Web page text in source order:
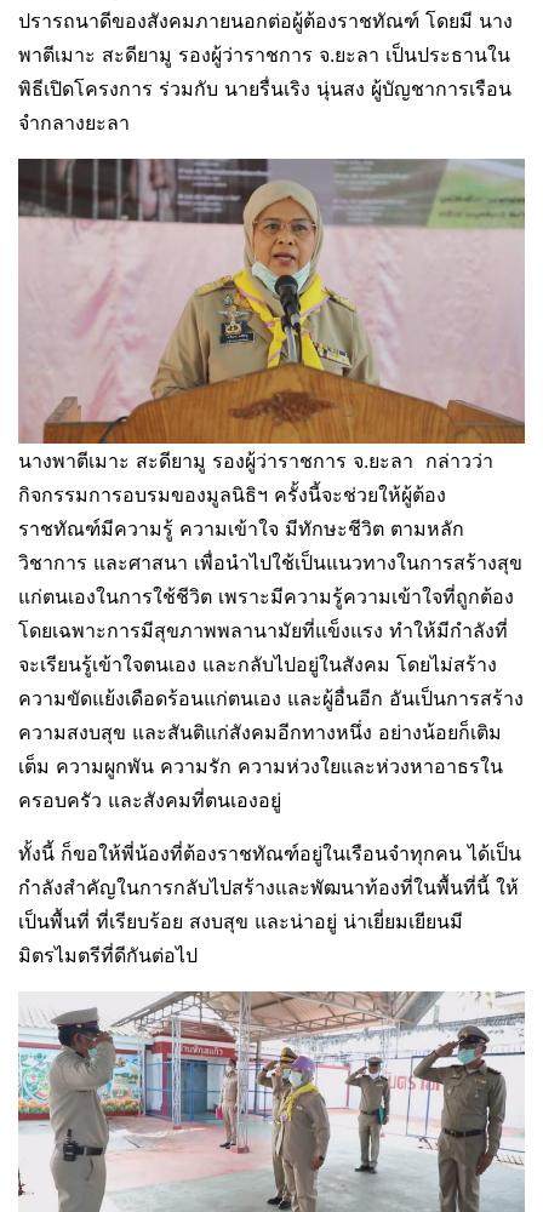
ปรารถนาดีของสังคมภายนอกต่อผู้ต้องราชทัณฑ์ โดยมี นาง
พาตีเมาะ สะดียามู รองผู้ว่าราชการ จ.ยะลา เป็นประธานใน
พิธีเปิดโครงการ ร่วมกับ นายรื่นเริง นุ่นสง ผู้บัญชาการเรือน
จำกลางยะลา
นางพาตีเมาะ สะดียามู รองผู้ว่าราชการ จ.ยะลา กล่าวว่า
กิจกรรมการอบรมของมูลนิธิฯ ครั้งนี้จะช่วยให้ผู้ต้อง
ราชทัณฑ์มีความรู้ ความเข้าใจ มีทักษะชีวิต ตามหลัก
วิชาการ และศาสนา เพื่อนำไปใช้เป็นแนวทางในการสร้างสุข
แก่ตนเองในการใช้ชีวิต เพราะมีความรู้ความเข้าใจที่ถูกต้อง
โดยเฉพาะการมีสุขภาพพลานามัยที่แข็งแรง ทำให้มีกำลังที่
จะเรียนรู้เข้าใจตนเอง และกลับไปอยู่ในสังคม โดยไม่สร้าง
ความขัดแย้งเดือดร้อนแก่ตนเอง และผู้อื่นอีก อันเป็นการสร้าง
ความสงบสุข และสันติแก่สังคมอีกทางหนึ่ง อย่างน้อยก็เติม
เต็ม ความผูกพัน ความรัก ความห่วงใยและห่วงหาอาธรใน
ครอบครัว และสังคมที่ตนเองอยู่
ทั้งนี้ ก็ขอให้พี่น้องที่ต้องราชทัณฑ์อยู่ในเรือนจำทุกคน ได้เป็น
กำลังสำคัญในการกลับไปสร้างและพัฒนาท้องที่ในพื้นที่นี้ ให้
เป็นพื้นที่ ที่เรียบร้อย สงบสุข และน่าอยู่ น่าเยี่ยมเยียนมี
มิตรไมตรีที่ดีกันต่อไป